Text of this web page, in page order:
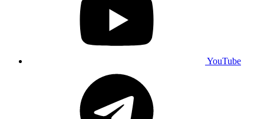
YouTube